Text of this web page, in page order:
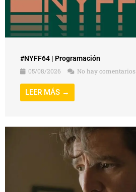
#NYFF64 | Programación
05/08/2026
No hay comentarios
LEER MÁS →